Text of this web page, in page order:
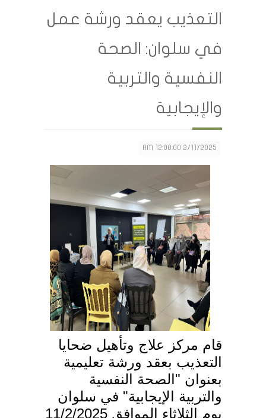
التعذيب يعقد ورشة عمل
في سلوان: الصحة
النفسية والتربية
والإيجابية
2/11/2025 12:00:00 AM
قام مركز علاج وتأهيل ضحايا
التعذيب بعقد ورشة تعليمية
بعنوان "الصحة النفسية
والتربية الإيجابية" في سلوان
يوم الثلاثاء الموافق 11/2/2025